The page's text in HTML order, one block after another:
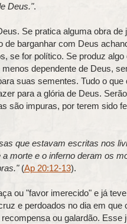
Deus.".
Se pratica alguma obra
barganhar com Deus
se for político. Se produz
dependente de Deus,
suas sementes. Tudo o
para a glória de Deus.
são impuras, por terem sido
que estavam escritas nos
morte e o inferno deram os
(Ap 20:12-13).
ou "favor imerecido" e já
e perdoados no dia em que
ou galardão. Esse